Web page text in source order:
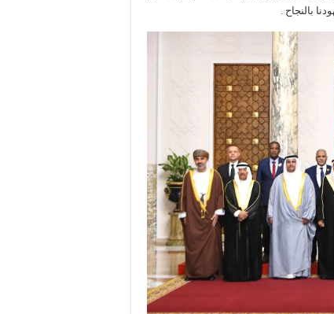
بالنجاح .